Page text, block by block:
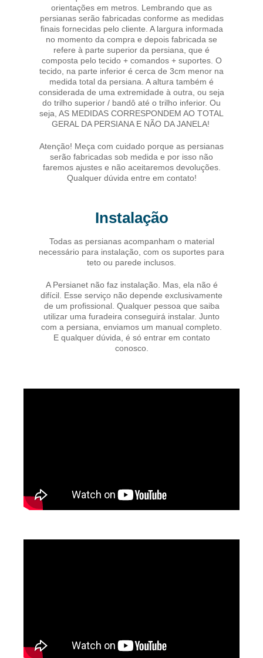
orientações em metros. Lembrando que as
persianas serão fabricadas conforme as medidas
finais fornecidas pelo cliente. A largura informada
no momento da compra e depois fabricada se
refere à parte superior da persiana, que é
composta pelo tecido + comandos + suportes. O
tecido, na parte inferior é cerca de 3cm menor na
medida total da persiana. A altura também é
considerada de uma extremidade à outra, ou seja
do trilho superior / bandô até o trilho inferior. Ou
seja, AS MEDIDAS CORRESPONDEM AO TOTAL
GERAL DA PERSIANA E NÃO DA JANELA!
Atenção! Meça com cuidado porque as persianas
serão fabricadas sob medida e por isso não
faremos ajustes e não aceitaremos devoluções.
Qualquer dúvida entre em contato!
Instalação
Todas as persianas acompanham o material
necessário para instalação, com os suportes para
teto ou parede inclusos.
A Persianet não faz instalação. Mas, ela não é
difícil. Esse serviço não depende exclusivamente
de um profissional. Qualquer pessoa que saiba
utilizar uma furadeira conseguirá instalar. Junto
com a persiana, enviamos um manual completo.
E qualquer dúvida, é só entrar em contato
conosco.